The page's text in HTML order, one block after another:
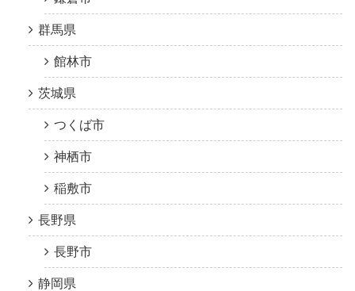
群馬県
館林市
茨城県
つくば市
神栖市
稲敷市
長野県
長野市
静岡県